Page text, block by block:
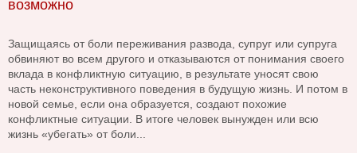
возможно
Защищаясь от боли переживания развода, супруг или супруга
обвиняют во всем другого и отказываются от понимания своего
вклада в конфликтную ситуацию, в результате уносят свою
часть неконструктивного поведения в будущую жизнь. И потом в
новой семье, если она образуется, создают похожие
конфликтные ситуации. В итоге человек вынужден или всю
жизнь «убегать» от боли...